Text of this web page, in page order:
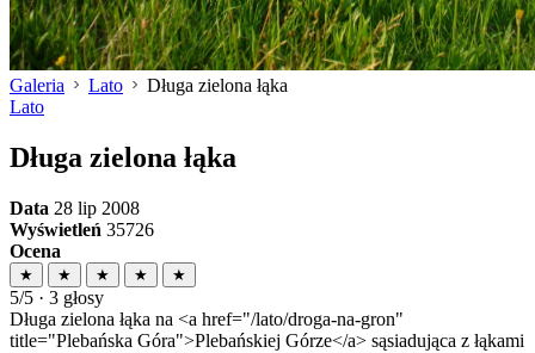
Galeria Lato
Długa zielona łąka
Lato
Długa zielona łąka
Data 28 lip 2008
Wyświetleń 35726
Ocena
★ ★ ★ ★ ★
5/5 · 3 głosy
Długa zielona łąka na <a href="/lato/droga-na-gron"
title="Plebańska Góra">Plebańskiej Górze</a> sąsiadująca z łąkami